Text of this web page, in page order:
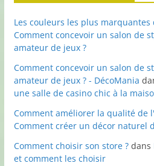
Les couleurs les plus marquantes
Comment concevoir un salon de
amateur de jeux ?
Comment concevoir un salon de
amateur de jeux ? - DécoMania
une salle de casino chic à la
Comment améliorer la qualité de
Comment créer un décor naturel
Comment choisir son store ?dans
et comment les choisir